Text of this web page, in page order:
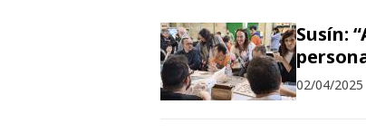
Susín:
02/04/2025